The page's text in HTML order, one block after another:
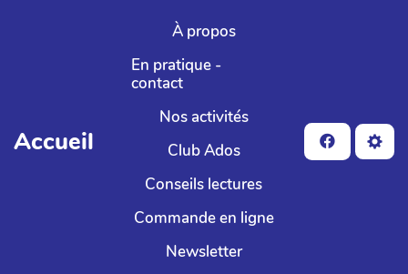
Aller au contenu principal
Accueil
À propos
En pratique -
contact
Nos activités
Club Ados
Conseils lectures
Commande en ligne
Newsletter